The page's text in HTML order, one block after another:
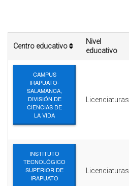
ESCUELA DE LA REPUBLICA
Centro educativo
Nivel
educativo
CAMPUS
IRAPUATO-
SALAMANCA,
DIVISIÓN DE
CIENCIAS DE
LA VIDA
Licenciaturas
INSTITUTO
TECNOLÓGICO
SUPERIOR DE
IRAPUATO
Licenciaturas